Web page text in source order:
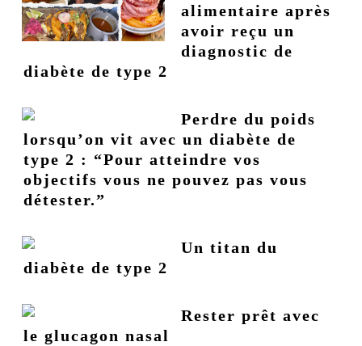
alimentaire après
avoir reçu un
diagnostic de
diabète de type 2
Perdre du poids
lorsqu’on vit avec un diabète de
type 2 : “Pour atteindre vos
objectifs vous ne pouvez pas vous
détester.”
Un titan du
diabète de type 2
Rester prêt avec
le glucagon nasal